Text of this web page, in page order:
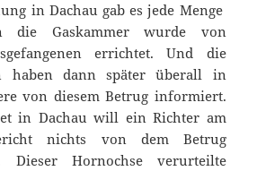
in Dachau gab es jede Menge
die Gaskammer wurde von
errichtet. Und die
haben dann später überall in
von diesem Betrug informiert.
in Dachau will ein Richter am
nichts von dem Betrug
Dieser Hornochse verurteilte